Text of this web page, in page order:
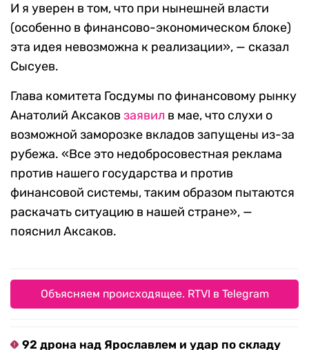
И я уверен в том, что при нынешней власти
(особенно в финансово-экономическом блоке)
эта идея невозможна к реализации», — сказал
Сысуев.
Глава комитета Госдумы по финансовому рынку
Анатолий Аксаков заявил в мае, что слухи о
возможной заморозке вкладов запущены из-за
рубежа. «Все это недобросовестная реклама
против нашего государства и против
финансовой системы, таким образом пытаются
раскачать ситуацию в нашей стране», —
пояснил Аксаков.
Объясняем происходящее. RTVI в Telegram
92 дрона над Ярославлем и удар по складу